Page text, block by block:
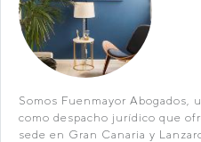
Somos Fuenmayor Abogados,
como despacho jurídico que
sede en Gran Canaria y